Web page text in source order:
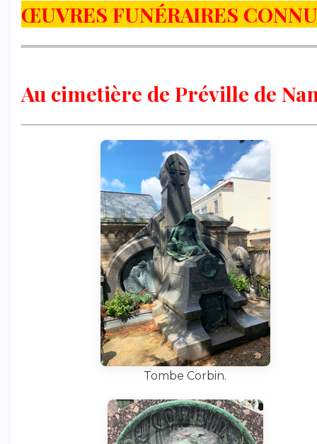
ŒUVRES FUNÉRAIRES
Au cimetière de Préville de
Tombe Corbin.